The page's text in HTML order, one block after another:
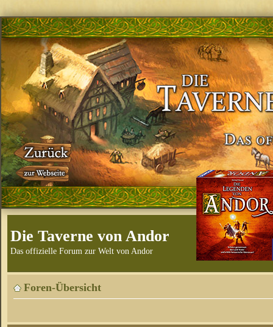
Die Taverne von Andor
Das offizielle Forum zur Welt von Andor
Foren-Übersicht